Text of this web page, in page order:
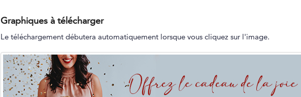
Graphiques à télécharger
Le téléchargement débutera automatiquement lorsque vous cliquez sur l'image.